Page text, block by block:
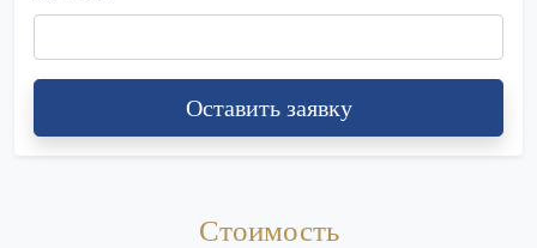
Оставить заявку
Стоимость